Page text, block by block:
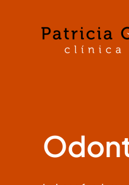
contenido